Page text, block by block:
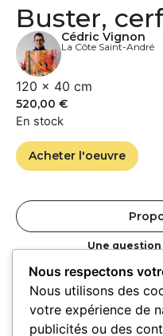
Buster, cerf
Cédric Vignon
La Côte Saint-André
120 × 40 cm
520,00 €
En stock
Acheter l'oeuvre
Une
Nous respectons
Nous utilisons des
votre expérience de
publicités ou des